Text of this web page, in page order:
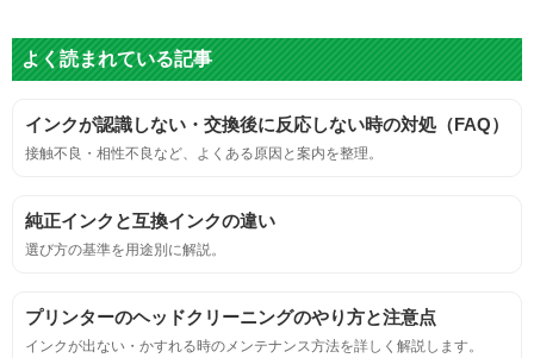
標準カラーサンプルを印刷する。
鮮やか、リアル、彩度、シャープなど、
におい
よく読まれている記事
インクが認識しない・交換後に反応しない時の対処（FAQ）
接触不良・相性不良など、よくある原因と案内を整理。
純正インクと互換インクの違い
選び方の基準を用途別に解説。
プリンターのヘッドクリーニングのやり方と注意点
インクが出ない・かすれる時のメンテナンス方法を詳しく解説します。